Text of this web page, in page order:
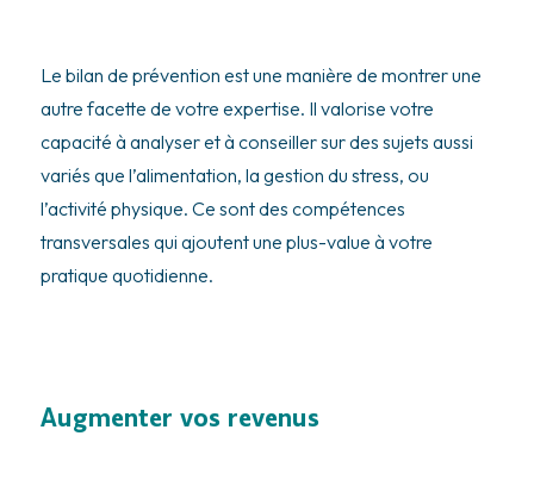
Le bilan de prévention est une manière de montrer une
autre facette de votre expertise. Il valorise votre
capacité à analyser et à conseiller sur des sujets aussi
variés que l’alimentation, la gestion du stress, ou
l’activité physique. Ce sont des compétences
transversales qui ajoutent une plus-value à votre
pratique quotidienne.
Augmenter vos revenus